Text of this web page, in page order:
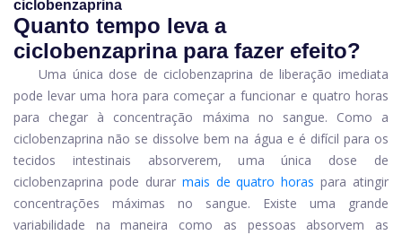
ciclobenzaprina
Quanto tempo leva a
ciclobenzaprina para fazer efeito?
Uma única dose de ciclobenzaprina de liberação imediata
pode levar uma hora para começar a funcionar e quatro horas
para chegar à concentração máxima no sangue. Como a
ciclobenzaprina não se dissolve bem na água e é difícil para os
tecidos intestinais absorverem, uma única dose de
ciclobenzaprina pode durar mais de quatro horas para atingir
concentrações máximas no sangue. Existe uma grande
variabilidade na maneira como as pessoas absorvem as